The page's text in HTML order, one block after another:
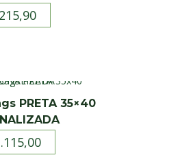
215,90
PRETA 35×40